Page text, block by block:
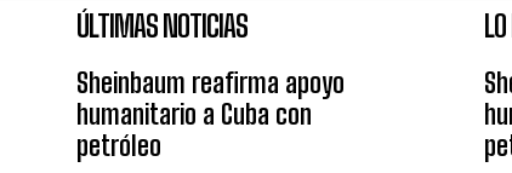
ÚLTIMAS NOTICIAS
Sheinbaum reafirma apoyo
humanitario a Cuba con
petróleo